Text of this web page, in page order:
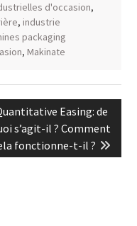
d'occasion,
, industrie
packaging
, Makinate
Easing: de
s’agit-il ? Comment
fonctionne-t-il ?